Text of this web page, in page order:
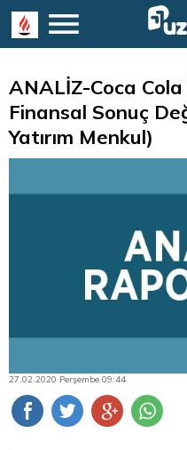
ANALİZ-Coca
Finansal Sonuç
Yatırım Menkul)
27.02.2020 Perşembe 09:44